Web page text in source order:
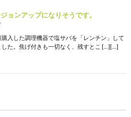
ョンアップになりそうです。
入した調理機器で塩サバを「レンチン」して
した。焦げ付きも一切なく、残すとこ […][…]